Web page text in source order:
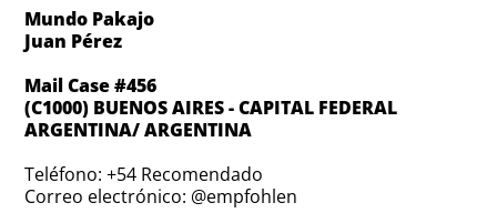
Mundo Pakajo
Juan Pérez
Mail Case #456
(C1000) BUENOS AIRES - CAPITAL FEDERAL
ARGENTINA/ ARGENTINA
Teléfono: +54 Recomendado
Correo electrónico: @empfohlen